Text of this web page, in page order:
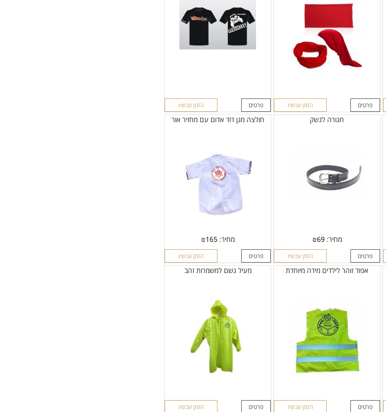
פרטים הזמן עכשיו פרטים הזמן עכשיו
חגורה לנשק
מחיר: ₪69
פרטים הזמן עכשיו
חולצה מגן דוד אדום עם מחזיר אור
מחיר: ₪165
פרטים הזמן עכשיו
אפוד זוהר לילדים מידה מיוחדת
פרטים הזמן עכשיו
מעיל גשם למשמרות זהב
פרטים הזמן עכשיו